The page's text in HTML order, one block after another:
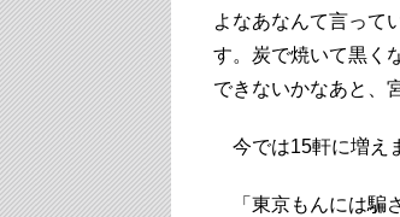
よなあなんて言って
す。炭で焼いて黒く
できないかなあと、
今では15軒に増え
「東京もんには騙